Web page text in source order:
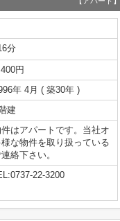
分
円
年 4月 ( 築30年 )
建
はアパートです。当社オ
な物件を取り扱っている
絡下さい。
22-3200